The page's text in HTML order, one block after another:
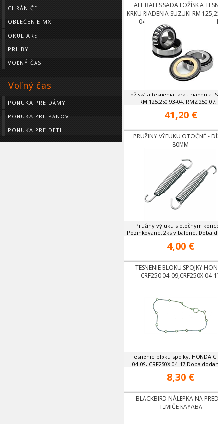
CHRÁNIČE
OBLEČENIE MX
OKULIARE
PRILBY
VOĽNÝ ČAS
Voľný čas
PONUKA PRE DÁMY
PONUKA PRE PÁNOV
PONUKA PRE DETI
ALL BALLS SADA LOŽÍSK A
KRKU RIADENIA SUZUKI RM
04,RMZ 250 07, DRZ 400 00-
Ložiská a tesnenia krku riadenia.
RM 125,250 93-04, RMZ 250 07,
41,20 €
PRUŽINY VÝFUKU OTOČNÉ -
80MM
Pružiny výfuku s otočnym
Pozinkované. 2ks v balené. Doba
4,00 €
TESNENIE BLOKU SPOJKY
CRF250 04-09,CRF250X 04-
Tesnenie bloku spojky. HONDA
04-09, CRF250X 04-17 Doba
8,30 €
BLACKBIRD NÁLEPKA NA
TLMIČE KAYABA